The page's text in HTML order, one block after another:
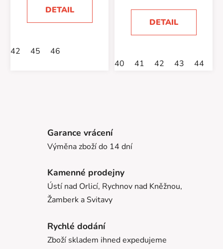
DETAIL
42 45 46
DETAIL
40 41 42 43 44
Garance vrácení
Výměna zboží do 14 dní
Kamenné prodejny
Ústí nad Orlicí, Rychnov nad Kněžnou,
Žamberk a Svitavy
Rychlé dodání
Zboží skladem ihned expedujeme